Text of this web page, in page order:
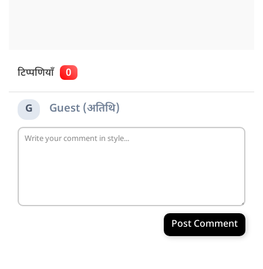
टिप्पणियाँ 0
G Guest (अतिथि)
Post Comment